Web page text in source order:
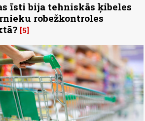
īsti bija tehniskās ķibeles
robežkontroles
5